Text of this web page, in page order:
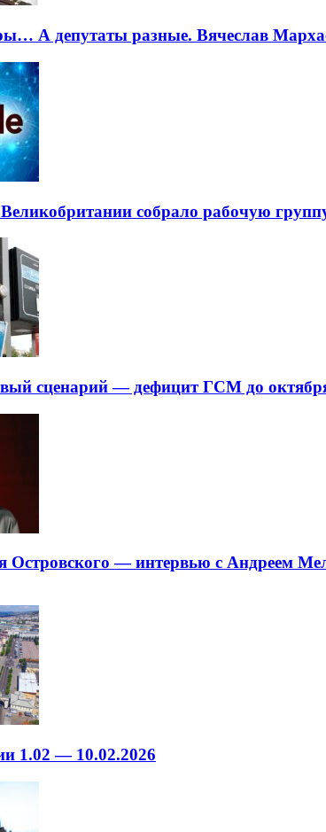
А депутаты разные. Вячеслав
собрало рабочую
сценарий — дефицит ГСМ до
Островского — интервью с Андреем
1.02 — 10.02.2026